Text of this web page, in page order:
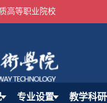
高等职业院校
专业设置 教学科研